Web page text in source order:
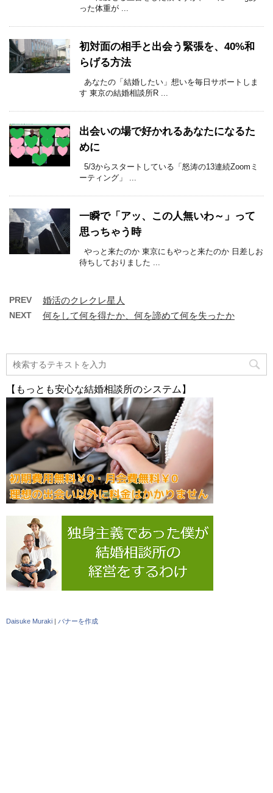
った体重が ...
初対面の相手と出会う緊張を、40%和
らげる方法
あなたの「結婚したい」想いを毎日サポートしま
す 東京の結婚相談所R ...
出会いの場で好かれるあなたになるた
めに
5/3からスタートしている「怒涛の13連続Zoomミ
ーティング」 ...
一瞬で「アッ、この人無いわ～」って
思っちゃう時
やっと来たのか 東京にもやっと来たのか 日差しお
待ちしておりました ...
PREV 婚活のクレクレ星人
NEXT 何をして何を得たか、何を諦めて何を失ったか
【もっとも安心な結婚相談所のシステム】
Daisuke Muraki | バナーを作成